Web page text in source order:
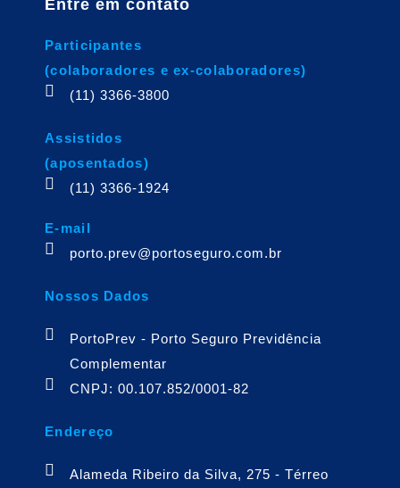
Entre em contato
Participantes
(colaboradores e ex-colaboradores)
(11) 3366-3800
Assistidos
(aposentados)
(11) 3366-1924
E-mail
porto.prev@portoseguro.com.br
Nossos Dados
PortoPrev - Porto Seguro Previdência
Complementar
CNPJ: 00.107.852/0001-82
Endereço
Alameda Ribeiro da Silva, 275 - Térreo